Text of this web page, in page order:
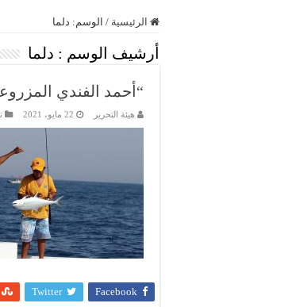
الرئيسية / الوسم: دلما
أرشيف الوسم : دلما
“أحمد الفندي
هيئة التحرير 22 مايو، 2021
Facebook
Twitter